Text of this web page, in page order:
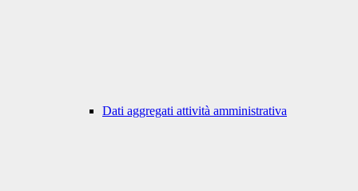
Dati aggregati attività amministrativa